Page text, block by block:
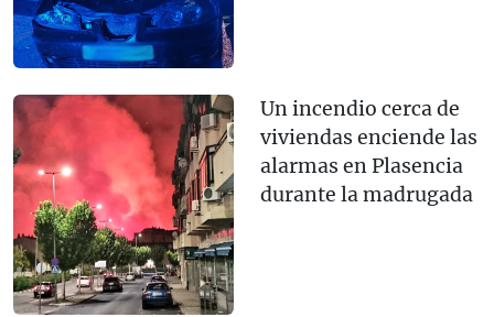
Un incendio cerca de
viviendas enciende las
alarmas en Plasencia
durante la madrugada